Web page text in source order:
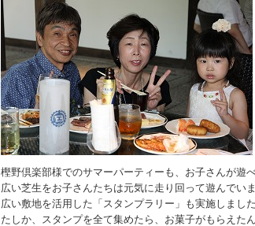
樫野倶楽部様でのサマーパーティーも、お子さんが遊
広い芝生をお子さんたちは元気に走り回って遊んでい
広い敷地を活用した「スタンプラリー」も実施しました
たしか、スタンプを全て集めたら、お菓子がもらえた